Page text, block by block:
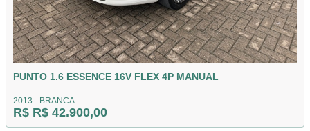
PUNTO 1.6 ESSENCE 16V FLEX 4P MANUAL
2013 - BRANCA
R$ R$ 42.900,00